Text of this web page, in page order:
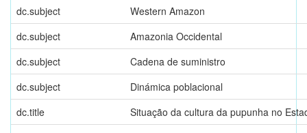
dc.subject
Western Amazon
dc.subject
Amazonia Occidental
dc.subject
Cadena de suministro
dc.subject
Dinámica poblacional
dc.title
Situação da cultura da pupunha no